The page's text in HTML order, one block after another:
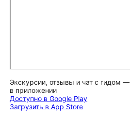
Экскурсии, отзывы и чат с гидом —
в приложении
Доступно в Google Play
Загрузить в App Store